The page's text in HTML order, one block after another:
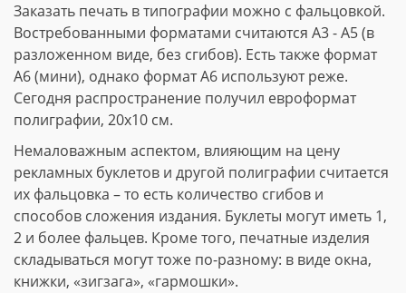
Заказать печать в типографии можно с фальцовкой.
Востребованными форматами считаются А3 - А5 (в
разложенном виде, без сгибов). Есть также формат
А6 (мини), однако формат А6 используют реже.
Сегодня распространение получил евроформат
полиграфии, 20х10 см.
Немаловажным аспектом, влияющим на цену
рекламных буклетов и другой полиграфии считается
их фальцовка – то есть количество сгибов и
способов сложения издания. Буклеты могут иметь 1,
2 и более фальцев. Кроме того, печатные изделия
складываться могут тоже по-разному: в виде окна,
книжки, «зигзага», «гармошки».